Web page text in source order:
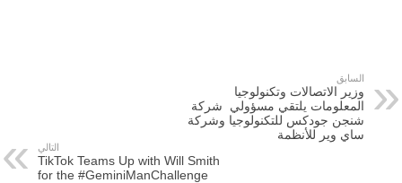
السابق
وزير الاتصالات وتكنولوجيا
المعلومات يلتقي مسؤولي شركة
شنجن جودكس للتكنولوجيا وشركة
ساي وير للأنظمة
التالي
TikTok Teams Up with Will Smith
for the #GeminiManChallenge